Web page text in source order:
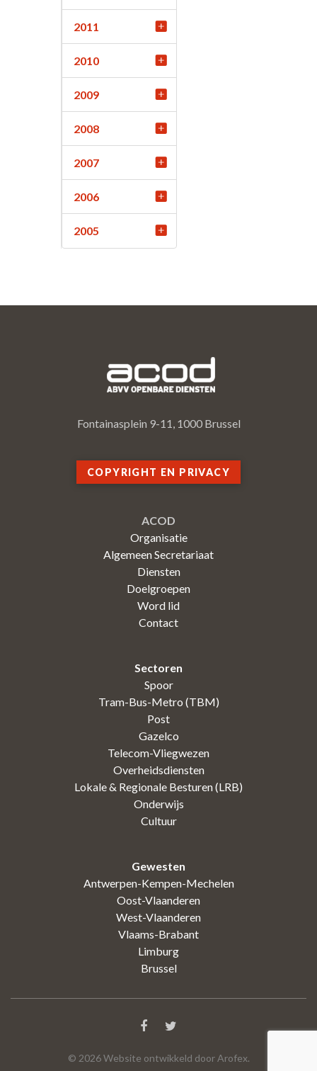
2011
2010
2009
2008
2007
2006
2005
Fontainasplein 9-11, 1000 Brussel
COPYRIGHT EN PRIVACY
ACOD
Organisatie
Algemeen Secretariaat
Diensten
Doelgroepen
Word lid
Contact
Sectoren
Spoor
Tram-Bus-Metro (TBM)
Post
Gazelco
Telecom-Vliegwezen
Overheidsdiensten
Lokale & Regionale Besturen (LRB)
Onderwijs
Cultuur
Gewesten
Antwerpen-Kempen-Mechelen
Oost-Vlaanderen
West-Vlaanderen
Vlaams-Brabant
Limburg
Brussel
© 2026Website ontwikkeld door Arofex.